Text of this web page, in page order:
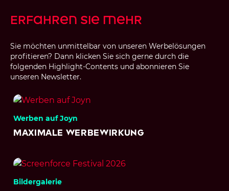
Erfahren sie mehr
Sie möchten unmittelbar von unseren Werbelösungen
profitieren? Dann klicken Sie sich gerne durch die
folgenden Highlight-Contents und abonnieren Sie
unseren Newsletter.
Werben auf Joyn
Maximale Werbewirkung
Bildergalerie